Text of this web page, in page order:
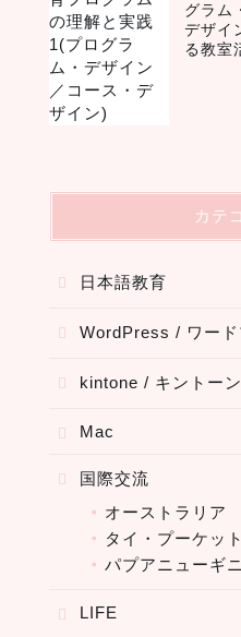
グラム
デザイ
る教室
カテ
日本語教育
WordPress / ワード
kintone / キントーン
Mac
国際交流
オーストラリア
タイ・プーケット
パプアニューギ
LIFE